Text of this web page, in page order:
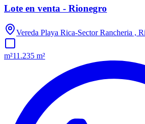
Lote en venta - Rionegro
Vereda Playa Rica-Sector Rancheria ,
m²11.235 m²